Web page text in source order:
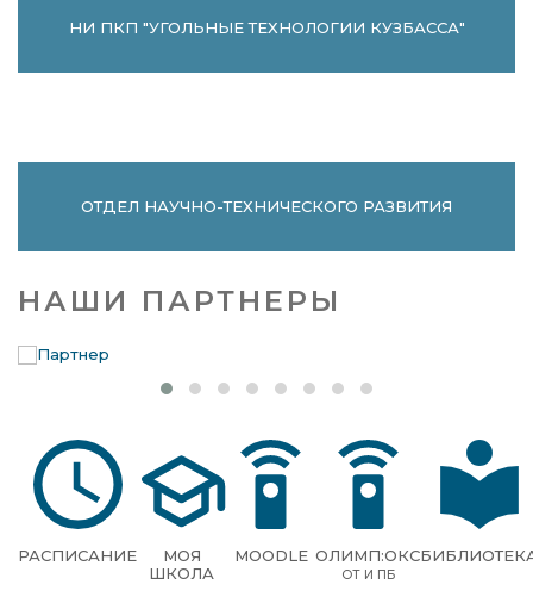
НИ ПКП "УГОЛЬНЫЕ ТЕХНОЛОГИИ КУЗБАССА"
ОТДЕЛ НАУЧНО-ТЕХНИЧЕСКОГО РАЗВИТИЯ
НАШИ ПАРТНЕРЫ
РАСПИСАНИЕ
МОЯ
ШКОЛА
MOODLE ОЛИМП:ОКС
ОТ И ПБ